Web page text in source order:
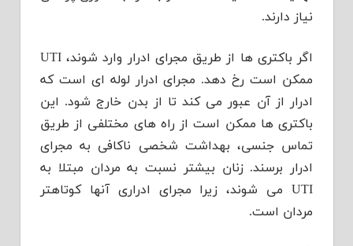
نیاز دارند.
اگر باکتری ها از طریق مجرای ادرار وارد شوند، UTI
ممکن است رخ دهد. مجرای ادرار لوله ای است که
ادرار از آن عبور می کند تا از بدن خارج شود. این
باکتری ها ممکن است از راه های مختلفی از طریق
تماس جنسی، بهداشت شخصی ناکافی به مجرای
ادرار برسند. زنان بیشتر نسبت به مردان مبتلا به
UTI می شوند، زیرا مجرای ادراری آنها کوتاهتر
مردان است.